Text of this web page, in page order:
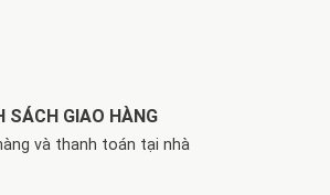
SÁCH GIAO HÀNG
và thanh toán tại nhà